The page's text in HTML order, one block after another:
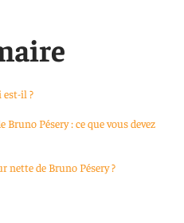
est-il ?
Bruno Pésery : ce que vous devez
nette de Bruno Pésery ?